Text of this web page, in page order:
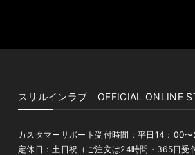
スリルインラブ OFFICIAL ONLINE
カスタマーサポート受付時間：平日14：00
定休日：土日祝（ご注文は24時間・365日受